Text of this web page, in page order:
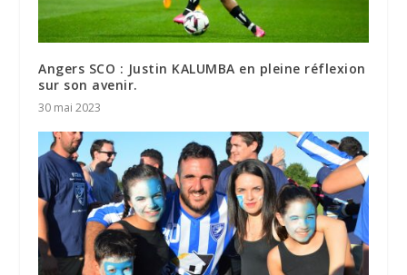
Angers SCO : Justin KALUMBA en pleine réflexion
sur son avenir.
30 mai 2023